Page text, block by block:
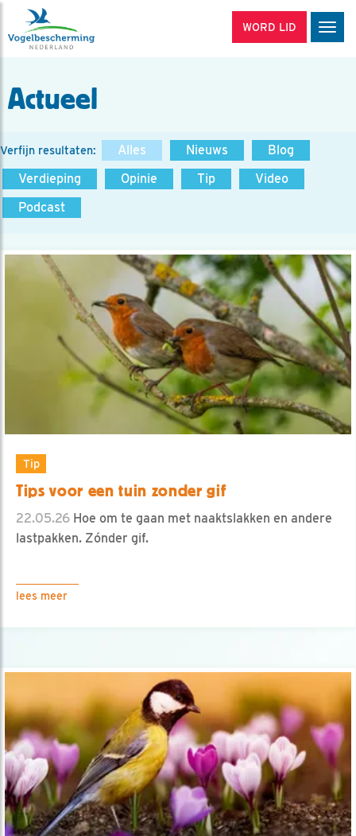
WORD LID
Actueel
Verfijn resultaten: Alles Nieuws
Blog
Verdieping
Opinie Tip
Video
Podcast
Tip
Tips voor een tuin zonder gif
22.05.26 Hoe om te gaan met naaktslakken en andere
lastpakken. Zónder gif.
lees meer